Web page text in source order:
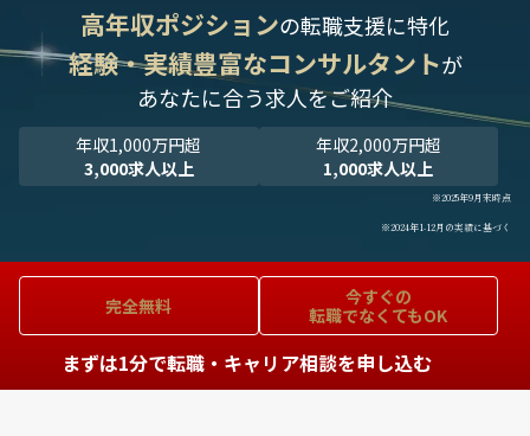
高年収ポジションの転職支援に特化
経験・実績豊富なコンサルタントが
あなたに合う求人をご紹介
年収1,000万円超
3,000求人以上
年収2,000万円超
1,000求人以上
※2025年9月末時点
※2024年1-12月の実績に基づく
完全無料
今すぐの
転職でなくてもOK
まずは1分で転職・キャリア相談を申し込む